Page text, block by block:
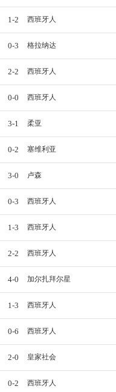
1-2 西班牙人
0-3 格拉纳达
2-2 西班牙人
0-0 西班牙人
3-1 柔亚
0-2 塞维利亚
3-0 卢森
0-3 西班牙人
1-3 西班牙人
2-2 西班牙人
4-0 加尔扎拜尔星
1-3 西班牙人
0-6 西班牙人
2-0 皇家社会
0-2 西班牙人